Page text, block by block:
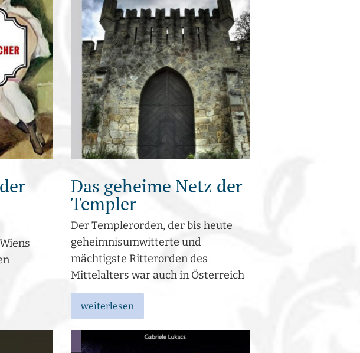
Das geheime Netz der
Templer
Der Templerorden, der bis heute
geheimnisumwitterte und
mächtigste Ritterorden des
Mittelalters war auch in Österreich
weiterlesen